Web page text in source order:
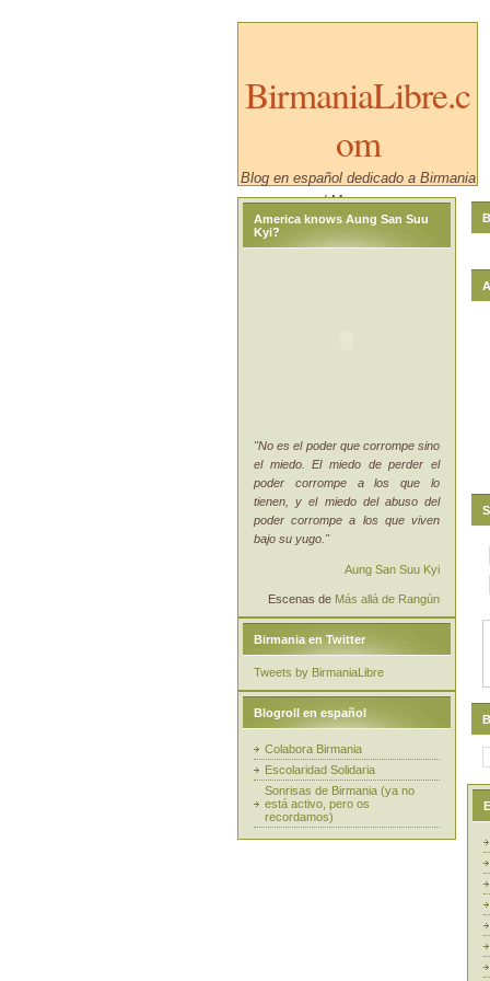
BirmaniaLibre.c
om
Blog en español dedicado a Birmania
/ Myanmar.
America knows Aung San Suu
Kyi?
"No es el poder que corrompe sino
el miedo. El miedo de perder el
poder corrompe a los que lo
tienen, y el miedo del abuso del
poder corrompe a los que viven
bajo su yugo."
Aung San Suu Kyi
Escenas de Más allá de Rangún
Birmania en Twitter
Tweets by BirmaniaLibre
Blogroll en español
Colabora Birmania
Escolaridad Solidaria
Sonrisas de Birmania (ya no
está activo, pero os
recordamos)